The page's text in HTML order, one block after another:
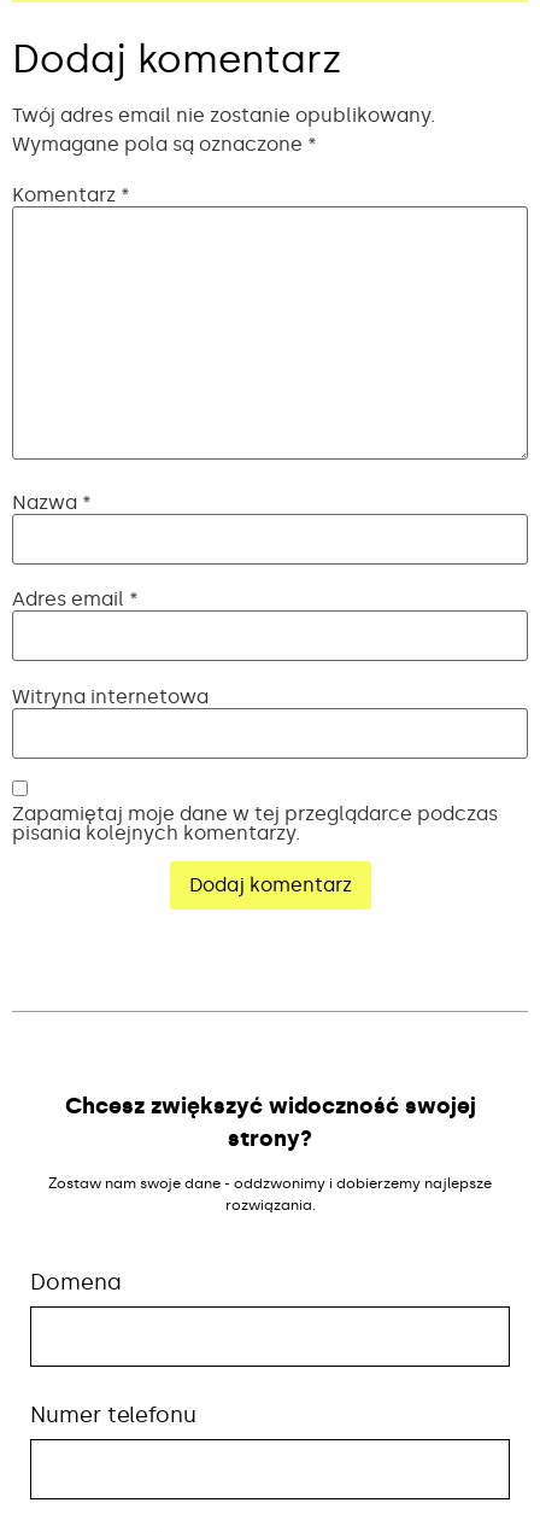
Dodaj komentarz
Twój adres email nie zostanie opublikowany.
Wymagane pola są oznaczone *
Komentarz *
Nazwa *
Adres email *
Witryna internetowa
Zapamiętaj moje dane w tej przeglądarce podczas
pisania kolejnych komentarzy.
Chcesz zwiększyć widoczność swojej
strony?
Zostaw nam swoje dane - oddzwonimy i dobierzemy najlepsze
rozwiązania.
Domena
Numer telefonu